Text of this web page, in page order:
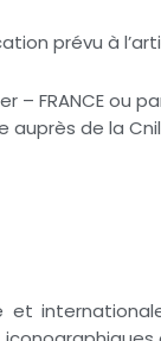
prévu à
– FRANCE ou
auprès de la
et